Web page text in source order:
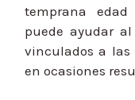
temprana
puede ayudar
vinculados a las
en ocasiones